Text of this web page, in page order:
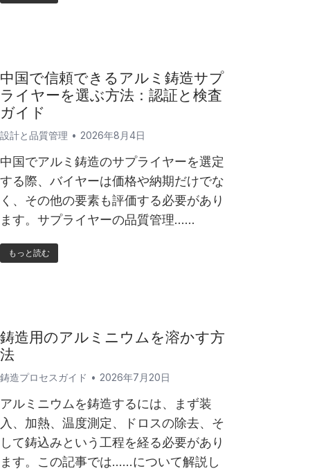
中国で信頼できるアルミ鋳造サプ
ライヤーを選ぶ方法：認証と検査
ガイド
設計と品質管理 2026年8月4日
中国でアルミ鋳造のサプライヤーを選定
する際、バイヤーは価格や納期だけでな
く、その他の要素も評価する必要があり
ます。サプライヤーの品質管理……
もっと読む
鋳造用のアルミニウムを溶かす方
法
鋳造プロセスガイド 2026年7月20日
アルミニウムを鋳造するには、まず装
入、加熱、温度測定、ドロスの除去、そ
して鋳込みという工程を経る必要があり
ます。この記事では……について解説し